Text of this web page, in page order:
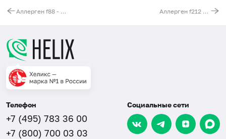
Аллерген f88 - баранина, IgE Аллерген f212 - шампиньоны, IgE
Телефон
+7 (495) 783 36 00
+7 (800) 700 03 03
Социальные сети